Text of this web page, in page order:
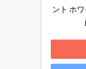
ント ホ